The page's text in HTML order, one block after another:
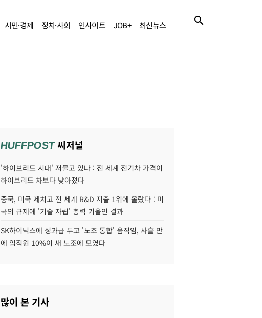
시민·경제 정치·사회 인사이트 JOB+ 최신뉴스
HUFFPOST씨저널
'하이브리드 시대' 저물고 있나 : 전 세계 전기차 가격이
하이브리드 차보다 낮아졌다
중국, 미국 제치고 전 세계 R&D 지출 1위에 올랐다 : 미
국의 규제에 '기술 자립' 총력 기울인 결과
SK하이닉스에 성과급 두고 '노조 통합' 움직임, 사흘 만
에 임직원 10%이 새 노조에 모였다
많이 본 기사